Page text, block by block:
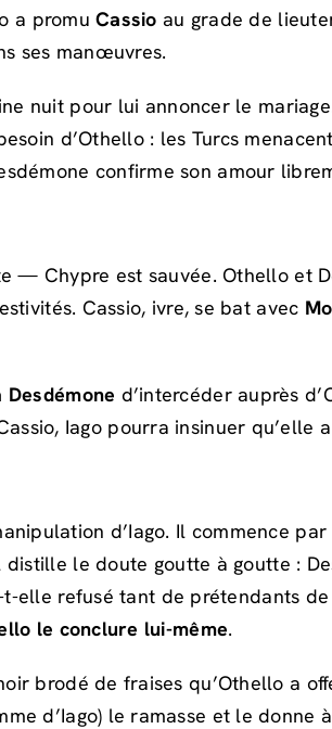
a promuCassio au grade de
ses manœuvres.
nuit pour lui annoncer le
d’Othello : les Turcs menacent
confirme son amour
Chypre est sauvée. Othello et
Cassio, ivre, se bat avec
d’intercéder auprès
Iago pourra insinuer qu’elle
d’Iago. Il commence par
le doute goutte à goutte :
elle refusé tant de prétendants
le conclure lui-même.
brodé de fraises qu’Othello a
d’Iago) le ramasse et le